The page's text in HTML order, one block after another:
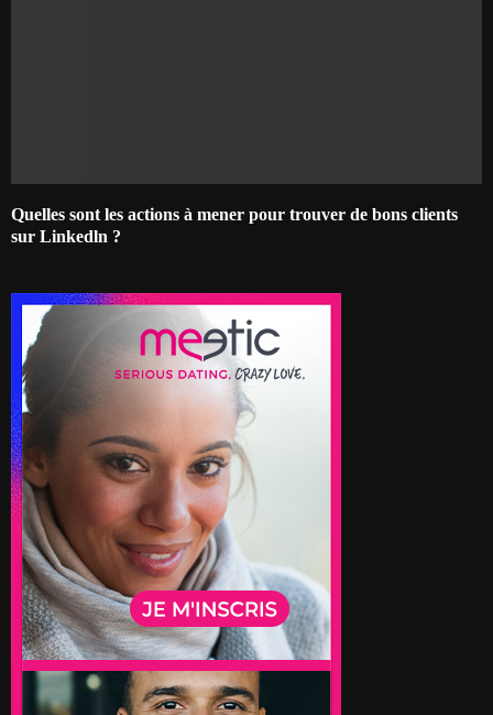
Quelles sont les actions à mener pour trouver de bons clients
sur Linkedln ?